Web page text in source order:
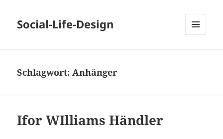
Social-Life-Design
Schlagwort:Anhänger
Ifor WIlliams Händler